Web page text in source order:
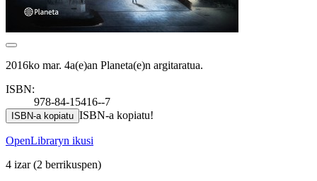
2016ko mar. 4a(e)an Planeta(e)n argitaratua.
ISBN:
978-84-15416--7
ISBN-a kopiatu ISBN-a kopiatu!
OpenLibraryn ikusi
4 izar(2 berrikuspen)